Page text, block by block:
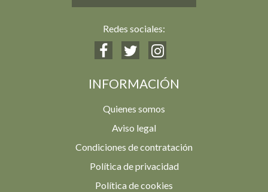
Redes sociales:
INFORMACIÓN
Quienes somos
Aviso legal
Condiciones de contratación
Política de privacidad
Política de cookies